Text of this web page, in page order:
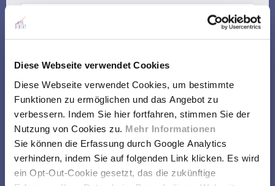
Diese Webseite verwendet Cookies
Diese Webseite verwendet Cookies, um bestimmte
Funktionen zu ermöglichen und das Angebot zu
verbessern. Indem Sie hier fortfahren, stimmen Sie der
Nutzung von Cookies zu. Mehr Informationen
Sie können die Erfassung durch Google Analytics
verhindern, indem Sie auf folgenden Link klicken. Es wird
ein Opt-Out-Cookie gesetzt, das die zukünftige
PLZ / Stadt
Email*
Telefon / Fax
Bitte schicken Sie mir die Zugangsdaten zu